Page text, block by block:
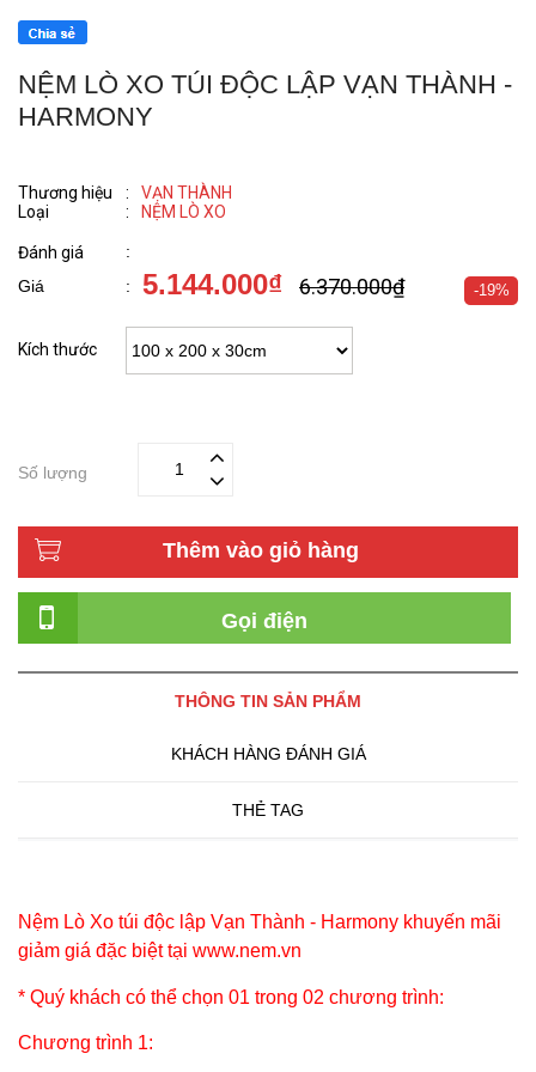
NỆM LÒ XO TÚI ĐỘC LẬP VẠN THÀNH -
HARMONY
Thương hiệu :
VẠN THÀNH
Loại
: NỆM LÒ XO
Đánh giá
:
Giá
: 5.144.000₫ 6.370.000₫ -19%
Kích thước
Số lượng
Thêm vào giỏ hàng
Gọi điện
THÔNG TIN SẢN PHẨM
KHÁCH HÀNG ĐÁNH GIÁ
THẺ TAG
Nệm Lò Xo túi độc lập Vạn Thành - Harmony khuyến mãi
giảm giá đặc biệt tại www.nem.vn
* Quý khách có thể chọn 01 trong 02 chương trình:
Chương trình 1: